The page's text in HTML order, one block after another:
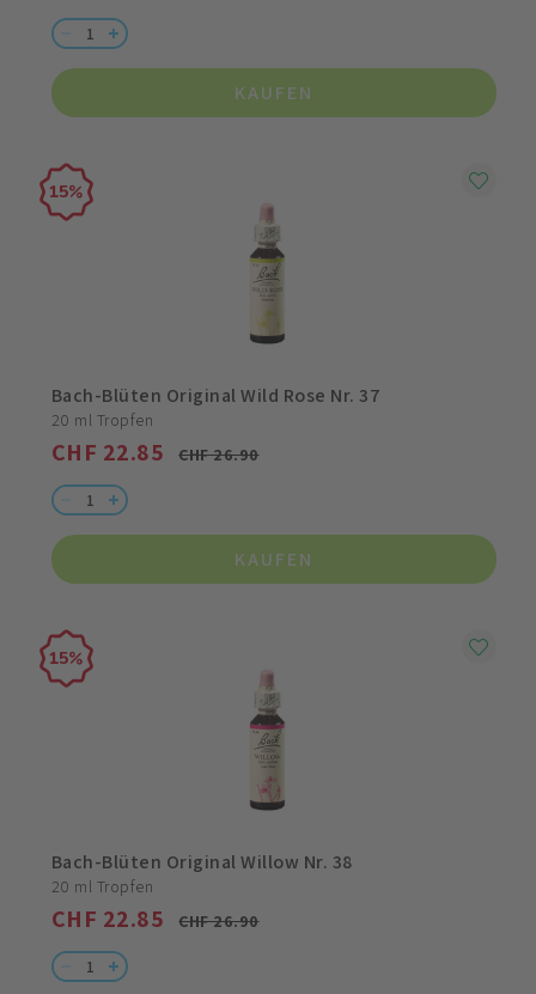
KAUFEN
15
Bach-Blüten Original Wild Rose Nr. 37
20 ml Tropfen
CHF 26.90
CHF 22.85
KAUFEN
15
Bach-Blüten Original Willow Nr. 38
20 ml Tropfen
CHF 26.90
CHF 22.85